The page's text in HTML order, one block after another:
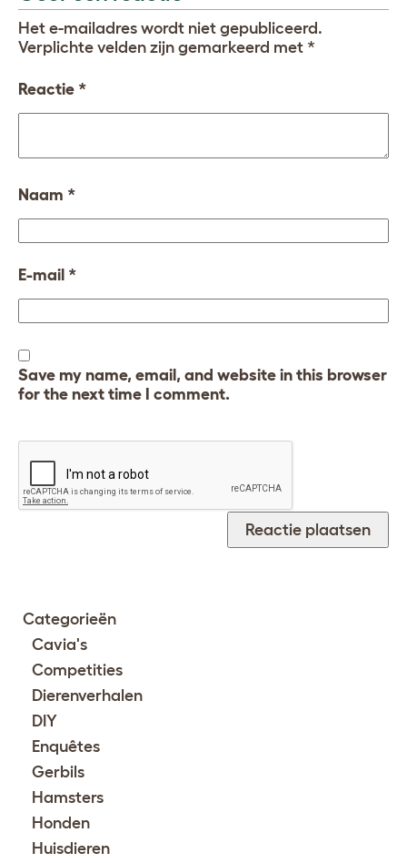
Het e-mailadres wordt niet gepubliceerd.
Verplichte velden zijn gemarkeerd met *
Reactie *
Naam *
E-mail *
Save my name, email, and website in this browser
for the next time I comment.
Categorieën
Cavia's
Competities
Dierenverhalen
DIY
Enquêtes
Gerbils
Hamsters
Honden
Huisdieren